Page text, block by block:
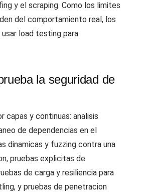
y el scraping. Como los limites
del comportamiento real, los
load testing para
la seguridad de
capas y continuas: analisis
de dependencias en el
dinamicas y fuzzing contra una
pruebas explicitas de
de carga y resiliencia para
y pruebas de penetracion